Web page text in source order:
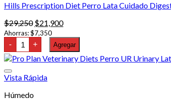
Hills Prescription Diet Perro Lata Cuidado
$29,250 El
precio
original
era:
$29,250.
$21,900El
actual
es:
$21,900.
Ahorras:$7,350
- Hills
Prescription
Diet
Perro
Cuidado
Low
+ Agregar
Vista Rápida
Húmedo